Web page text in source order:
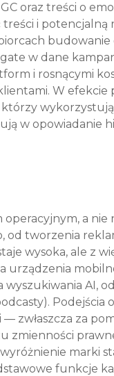
oraz treści o
i potencjalną
w dane
i rosnącymi
W efekcie
w opowiadanie
a nie
od tworzenia
wysoka, ale z
urządzenia
wyszukiwania AI,
Podejścia
zwłaszcza za
zmienności
marki
funkcje